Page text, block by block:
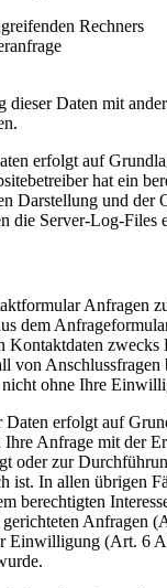
Rechners
dieser Daten mit
erfolgt auf
hat ein
Darstellung und der
die Server-Log-Files
Anfragen
dem
Kontaktdaten zwecks
von Anschlussfragen
ohne Ihre
Daten erfolgt auf
Anfrage mit der
oder zur
ist. In allen übrigen
berechtigten
gerichteten Anfragen
Einwilligung (Art. 6